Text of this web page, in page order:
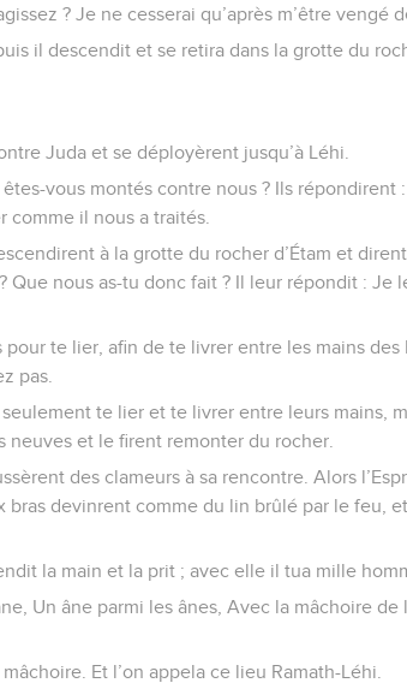
? Je ne cesserai qu’après m’être vengé
il descendit et se retira dans la grotte du
Juda et se déployèrent jusqu’à Léhi.
vous montés contre nous ? Ils répondirent
comme il nous a traités.
à la grotte du rocher d’Étam et
Que nous as-tu donc fait ? Il leur répondit : Je
te lier, afin de te livrer entre les mains des
pas.
te lier et te livrer entre leurs mains,
neuves et le firent remonter du rocher.
des clameurs à sa rencontre. Alors
bras devinrent comme du lin brûlé par le feu,
la main et la prit ; avec elle il tua mille
Un âne parmi les ânes, Avec la mâchoire de
Et l’on appela ce lieu Ramath-Léhi.